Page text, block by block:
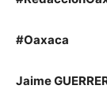
#Oaxaca
Jaime